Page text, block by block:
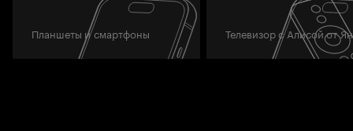
Планшеты и смартфоны Телевизор с Алисой от